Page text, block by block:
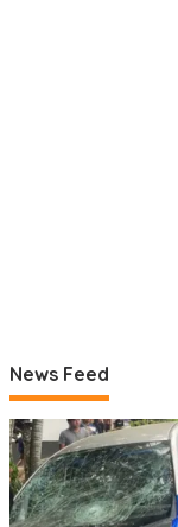
News Feed